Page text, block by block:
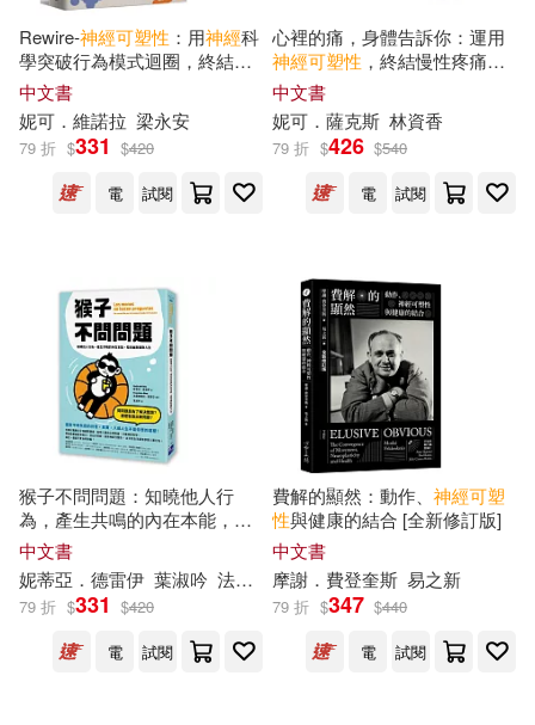
Norman Doidge(3) Nicole(2)
Vignola(2)
傑森‧塞爾克博士(2)
妮可．薩克斯(2)
妮蒂亞．德雷伊(2)
愛倫‧里得博士(2)
摩謝．費登奎斯(2)
丹．托馬蘇洛(1) 加藤俊德(1)
展開
出版社 (可複選)
遠流(3)
啟示(2)
心靈工坊(2) 馬可孛羅(2)
麥田(2)
北京科學技術出版社(1)
展開
配送方式 (可複選)
Rewire-神經可塑性 ：用神經科
學突破行為模式迴圈，終結焦
慮、恐慌和憂鬱，實現最佳的
心理健康
中文書
妮可．維諾拉 梁永安
79 折 $331 $420
電
試閱
心裡的痛，身體告訴你：運用
神經可塑性 ，終結慢性疼痛、
疲勞與焦慮【首刷限量贈品：
第一本運用 神經可塑性
《情緒日記》練習別冊】
中文書
妮可．薩克斯 林資香
79 折 $426 $540
電
試閱
猴子不問問題：知曉他人行
為，產生共鳴的內在本能，陪
你幽默面對人生(啟動鏡像
元、活化多巴胺、善用 神經
塑性，在日常生活情境秒懂人
類行為，不再過度反應與思考)
中文書
妮蒂亞．德雷伊 葉淑吟 法蘭西斯柯．歐雷亞
79 折 $331 $420
電
試閱
費解的顯然：動作、 神經可塑
性與健康的結合 [全新修訂版]
中文書
摩謝．費登奎斯 易之新
79 折 $347 $440
電
試閱